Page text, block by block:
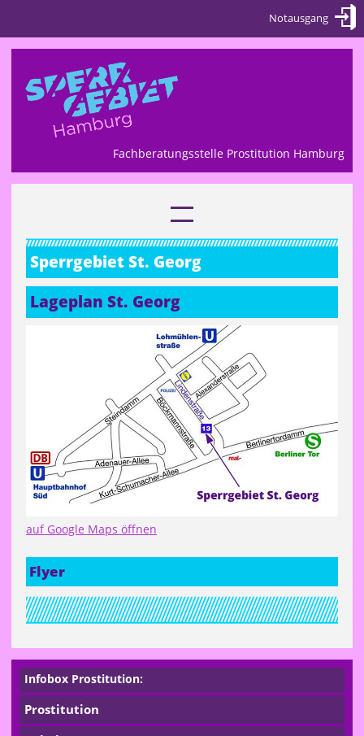
Fachberatungsstelle Prostitution Hamburg
Sperrgebiet St. Georg
Lageplan St. Georg
auf Google Maps öffnen
Flyer
Infobox Prostitution:
Prostitution